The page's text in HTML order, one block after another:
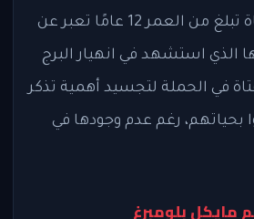
يظهر فيه صوت فتاة تبلغ من العمر 12 عامًا تعبر عن
الذي استشهد في انهيار البرج
في الحملة لتجسيد أهمية تذكر
بحياتهم، رغم عدم وجودها في
مايكل بلومبرغ